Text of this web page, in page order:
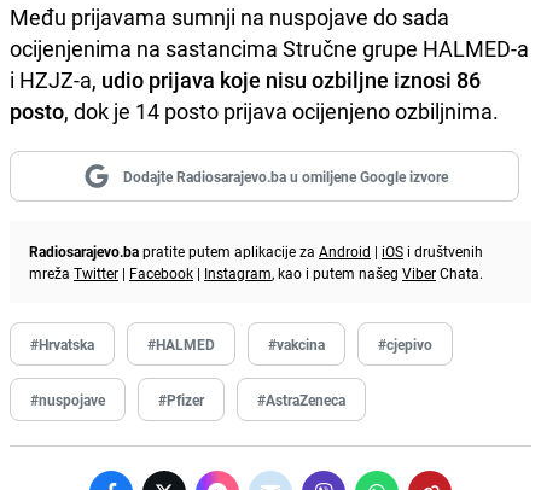
Među prijavama sumnji na nuspojave do sada
ocijenjenima na sastancima Stručne grupe HALMED-a
i HZJZ-a, udio prijava koje nisu ozbiljne iznosi 86
posto, dok je 14 posto prijava ocijenjeno ozbiljnima.
Dodajte Radiosarajevo.ba u omiljene Google izvore
Radiosarajevo.bapratite putem aplikacije za Android | iOS i društvenih
mreža Twitter | Facebook | Instagram, kao i putem našeg ViberChata.
#Hrvatska #HALMED #vakcina #cjepivo
#nuspojave #Pfizer #AstraZeneca